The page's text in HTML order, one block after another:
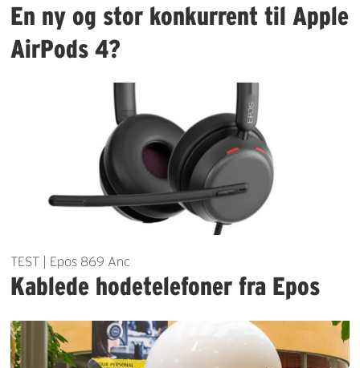
En ny og stor konkurrent til Apple
AirPods 4?
TEST | Epos 869 Anc
Kablede hodetelefoner fra Epos